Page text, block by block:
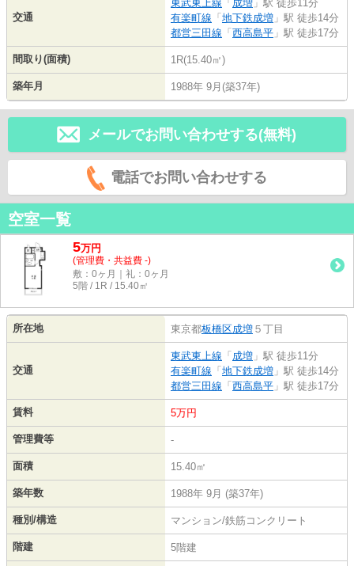
交通
東武東上線 「 成増 」駅 徒歩11分
有楽町線 「 地下鉄成増 」駅 徒歩14分
都営三田線 「 西高島平 」駅 徒歩17分
間取り(面積) 1R(15.40㎡)
築年月 1988年 9月(築37年)
メールでお問い合わせする(無料)
電話でお問い合わせする
空室一覧
5万円
(管理費・共益費 -)
敷：0ヶ月｜礼：0ヶ月
5階 / 1R / 15.40㎡
所在地 東京都板橋区成増 ５丁目
交通
東武東上線 「 成増 」駅 徒歩11分
有楽町線 「 地下鉄成増 」駅 徒歩14分
都営三田線 「 西高島平 」駅 徒歩17分
賃料 5万円
管理費等 -
面積 15.40㎡
築年数 1988年 9月 (築37年)
種別/構造 マンション/鉄筋コンクリート
階建 5階建